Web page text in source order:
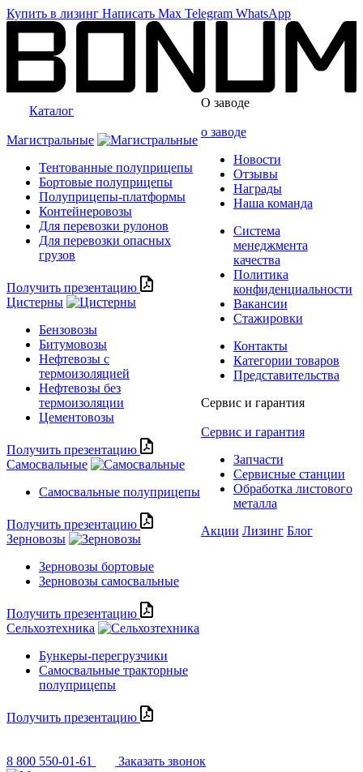
Купить в лизинг Написать Max Telegram WhatsApp
Каталог
Магистральные
Тентованные полуприцепы
Бортовые полуприцепы
Полуприцепы-платформы
Контейнеровозы
Для перевозки рулонов
Для перевозки опасных
грузов
Получить презентацию
Цистерны
Бензовозы
Битумовозы
Нефтевозы с
термоизоляцией
Нефтевозы без
термоизоляции
Цементовозы
Получить презентацию
Самосвальные
Самосвальные полуприцепы
Получить презентацию
Зерновозы
Зерновозы бортовые
Зерновозы самосвальные
Получить презентацию
Сельхозтехника
Бункеры-перегрузчики
Самосвальные тракторные
полуприцепы
Получить презентацию
О заводе
о заводе
Новости
Отзывы
Награды
Наша команда
Система
менеджмента
качества
Политика
конфиденциальности
Вакансии
Стажировки
Контакты
Категории товаров
Представительства
Сервис и гарантия
Сервис и гарантия
Запчасти
Сервисные станции
Обработка листового
металла
Акции Лизинг Блог
8 800 550-01-61 Заказать звонок